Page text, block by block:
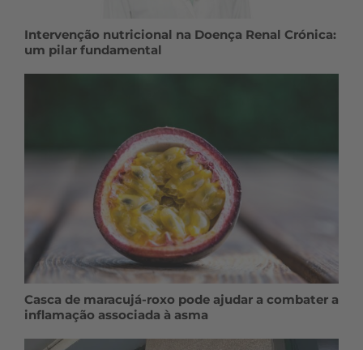
Intervenção nutricional na Doença Renal Crónica:
um pilar fundamental
Casca de maracujá-roxo pode ajudar a combater a
inflamação associada à asma